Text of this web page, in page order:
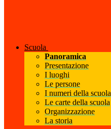
Scuola
Panoramica
Presentazione
I luoghi
Le persone
I numeri della scuola
Le carte della scuola
Organizzazione
La storia